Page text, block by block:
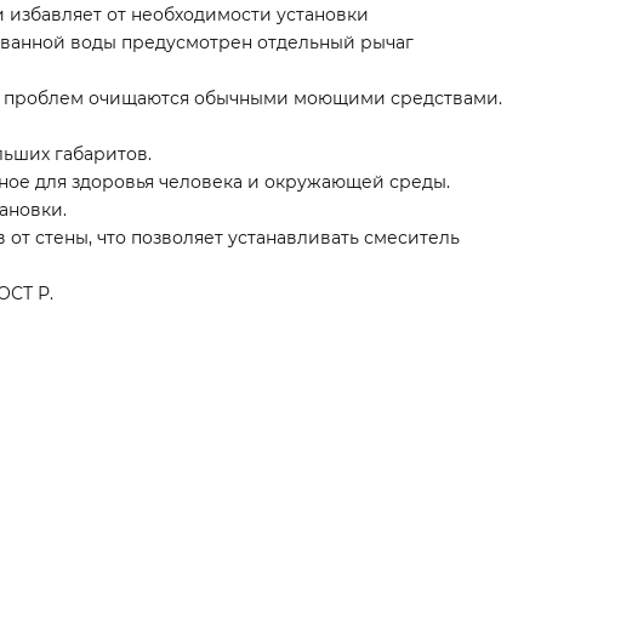
от необходимости установки
воды предусмотрен отдельный рычаг
проблем очищаются обычными моющими средствами.
габаритов.
для здоровья человека и окружающей среды.
стены, что позволяет устанавливать смеситель
Р.